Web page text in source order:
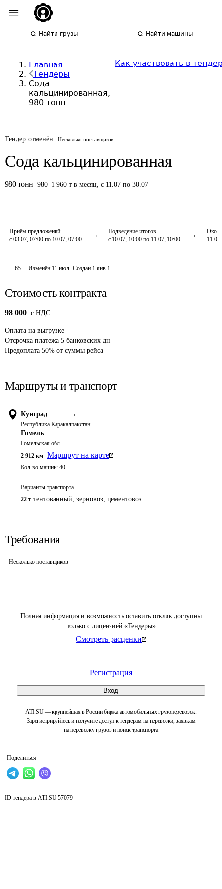
Найти грузы Найти машины
Главная
Тендеры
Сода
кальцинированная,
980 тонн
Как участвовать в
Тендер отменён Несколько поставщиков
Сода кальцинированная
980 тонн 980–1 960 т в месяц, с 11.07 по 30.07
Приём предложений
с 03.07, 07:00 по 10.07, 07:00
Подведение итогов
с 10.07, 10:00 по 11.07, 10:00
Полная информация и возможность оставить отклик доступны
только с лицензией «Тендеры»
Смотреть расценки
Регистрация
Вход
ATI.SU — крупнейшая в России биржа автомобильных грузоперевозок.
Зарегистрируйтесь и получите доступ к тендерам на перевозки, заявкам
на перевозку грузов и поиск транспорта
Поделиться
65 Изменён 11 июл. Создан 1 янв 1
Стоимость контракта
98 000 c НДС
Оплата на выгрузке
Отсрочка платежа 5 банковских дн.
Предоплата 50% от суммы рейса
Маршруты и транспорт
Кунград →
Республика Каракалпакстан
Гомель
Гомельская обл.
2 912 км Маршрут на карте
Кол-во машин: 40
Варианты транспорта
22 т тентованный, зерновоз, цементовоз
Требования
Несколько поставщиков
ID тендера в ATI.SU 57079